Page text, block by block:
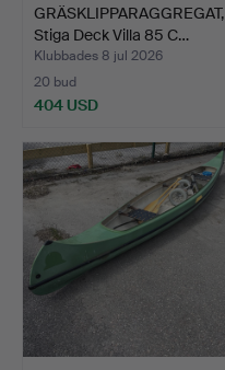
GRÄSKLIPPARAGGREGAT,
Stiga Deck Villa 85 C…
Klubbades 8 jul 2026
20 bud
404 USD